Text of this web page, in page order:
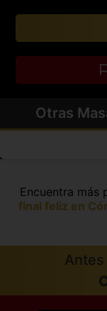
Otras
Encuentra más
final feliz en
Antes